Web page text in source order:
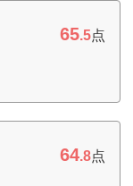
65.5点
64.8点